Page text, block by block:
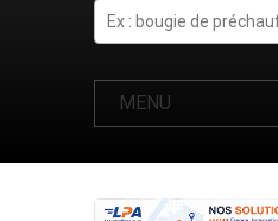
Search
MENU